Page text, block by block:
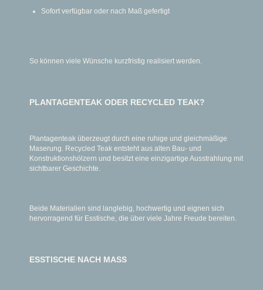
Sofort verfügbar oder nach Maß gefertigt
So können viele Wünsche kurzfristig realisiert werden.
PLANTAGENTEAK ODER RECYCLED TEAK?
Plantagenteak überzeugt durch eine ruhige und gleichmäßige
Maserung. Recycled Teak entsteht aus alten Bau- und
Konstruktionshölzern und besitzt eine einzigartige Ausstrahlung mit
sichtbarer Geschichte.
Beide Materialien sind langlebig, hochwertig und eignen sich
hervorragend für Esstische, die über viele Jahre Freude bereiten.
ESSTISCHE NACH MASS